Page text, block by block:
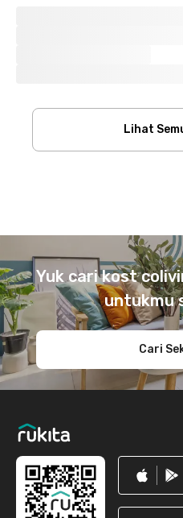
Lihat
Yuk cari kost
untukmu
Cari